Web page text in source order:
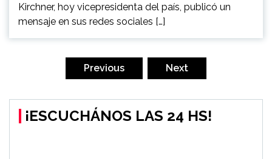
Kirchner, hoy vicepresidenta del país, publicó un
mensaje en sus redes sociales […]
Previous Next
¡ESCUCHÁNOS LAS 24 HS!